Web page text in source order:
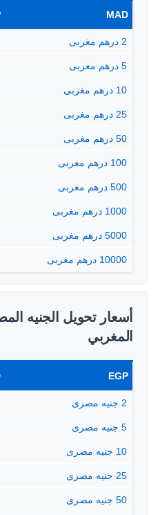
MAD
2 درهم مغربى
5 درهم مغربى
10 درهم مغربى
25 درهم مغربى
50 درهم مغربى
100 درهم مغربى
500 درهم مغربى
1000 درهم مغربى
5000 درهم مغربى
10000 درهم مغربى
أسعار تحويل الجنيه
المغربي
EGP
2 جنيه مصرى
5 جنيه مصرى
10 جنيه مصرى
25 جنيه مصرى
50 جنيه مصرى